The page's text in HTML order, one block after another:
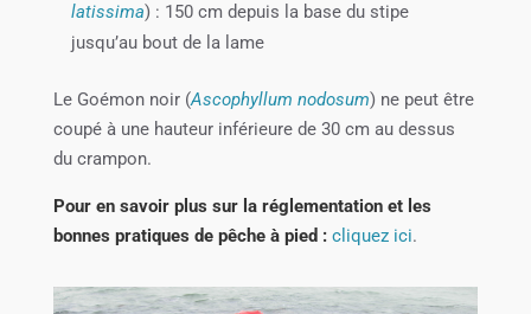
latissima) : 150 cm depuis la base du stipe
jusqu’au bout de la lame
Le Goémon noir (Ascophyllum nodosum) ne peut être
coupé à une hauteur inférieure de 30 cm au dessus
du crampon.
Pour en savoir plus sur la réglementation et les
bonnes pratiques de pêche à pied : cliquez ici.